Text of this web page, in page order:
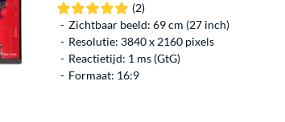
(2)
Zichtbaar beeld: 69 cm (27 inch)
Resolutie: 3840 x 2160 pixels
Reactietijd: 1 ms (GtG)
Formaat: 16:9